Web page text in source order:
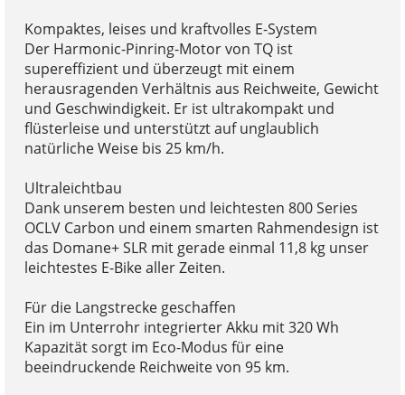
Kompaktes, leises und kraftvolles E-System
Der Harmonic-Pinring-Motor von TQ ist
supereffizient und überzeugt mit einem
herausragenden Verhältnis aus Reichweite, Gewicht
und Geschwindigkeit. Er ist ultrakompakt und
flüsterleise und unterstützt auf unglaublich
natürliche Weise bis 25 km/h.
Ultraleichtbau
Dank unserem besten und leichtesten 800 Series
OCLV Carbon und einem smarten Rahmendesign ist
das Domane+ SLR mit gerade einmal 11,8 kg unser
leichtestes E-Bike aller Zeiten.
Für die Langstrecke geschaffen
Ein im Unterrohr integrierter Akku mit 320 Wh
Kapazität sorgt im Eco-Modus für eine
beeindruckende Reichweite von 95 km.